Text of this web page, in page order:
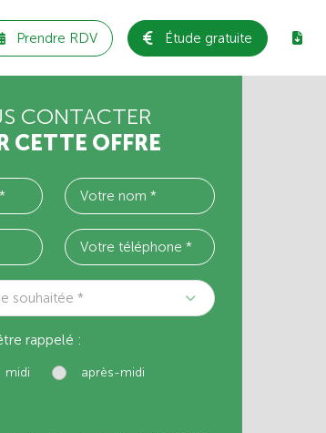
Prendre RDV Étude gratuite
CONTACTER
CETTE OFFRE
souhaitée *
rappelé :
midi après-midi